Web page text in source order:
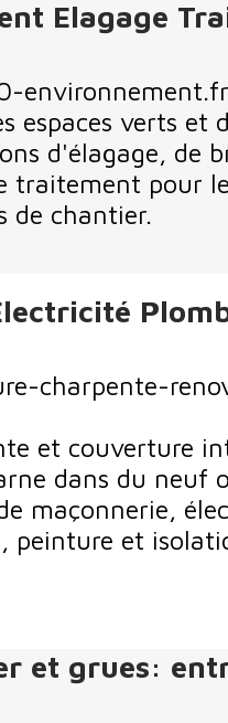
Elagage
environnement.fr
espaces verts et
d'élagage, de
traitement pour
de chantier.
charpente-
et couverture
dans du neuf
maçonnerie,
peinture et
et grues: